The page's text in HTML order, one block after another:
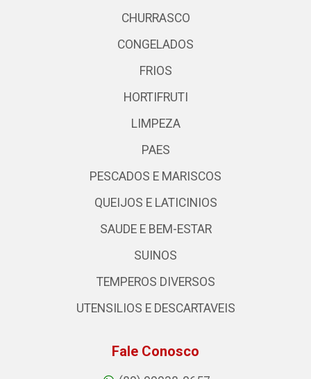
CHURRASCO
CONGELADOS
FRIOS
HORTIFRUTI
LIMPEZA
PAES
PESCADOS E MARISCOS
QUEIJOS E LATICINIOS
SAUDE E BEM-ESTAR
SUINOS
TEMPEROS DIVERSOS
UTENSILIOS E DESCARTAVEIS
Fale Conosco